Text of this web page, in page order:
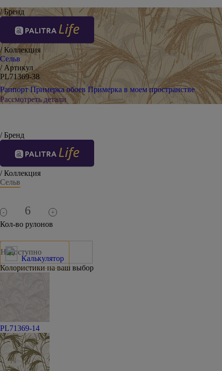
/ Бренд
/ Коллекция
Сельв
/ Артикул
PL71369-38
Раппорт Примерка обоев Примерка в моем пространстве
Рассмотреть детали
/ Бренд
/ Коллекция
Сельв
- +
Кол-во рулонов
Калькулятор
Недоступно
Колористики на ваш выбор
PL71369-14